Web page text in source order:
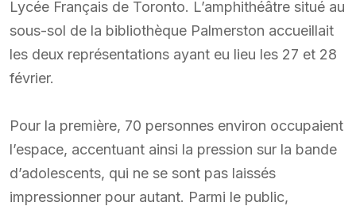
Lycée Français de Toronto. L’amphithéâtre situé au
sous-sol de la bibliothèque Palmerston accueillait
les deux représentations ayant eu lieu les 27 et 28
février.
Pour la première, 70 personnes environ occupaient
l’espace, accentuant ainsi la pression sur la bande
d’adolescents, qui ne se sont pas laissés
impressionner pour autant. Parmi le public,